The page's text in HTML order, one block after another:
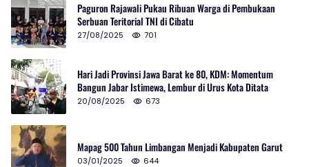
Paguron Rajawali Pukau Ribuan Warga di Pembukaan
Serbuan Teritorial TNI di Cibatu
27/08/2025 701
Hari Jadi Provinsi Jawa Barat ke 80, KDM: Momentum
Bangun Jabar Istimewa, Lembur di Urus Kota Ditata
20/08/2025 673
Mapag 500 Tahun Limbangan Menjadi Kabupaten Garut
03/01/2025 644